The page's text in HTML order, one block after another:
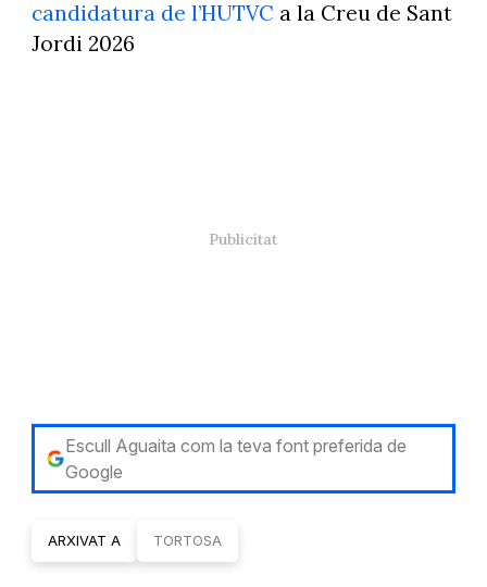
candidatura de l’HUTVC a la Creu de Sant
Jordi 2026
Escull Aguaita com la teva font preferida de
Google
ARXIVAT A TORTOSA